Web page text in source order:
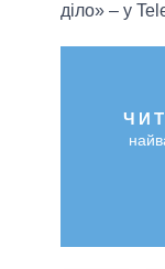
діло» – у